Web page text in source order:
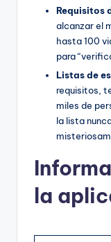
Requisitos
alcanzar el
hasta 100
para
Listas de
requisitos,
miles de
la lista
la